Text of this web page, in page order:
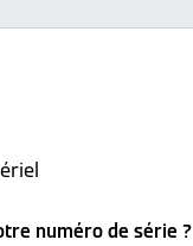
numéro de série ?